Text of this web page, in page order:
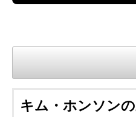
ロサンゼルスの求人、クラ
日刊サンはロサ
更新、求人、クラ
キム・ホンソン